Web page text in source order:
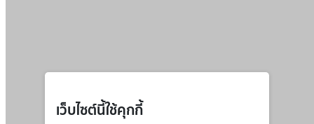
เว็บไซต์นี้ใช้คุกกี้